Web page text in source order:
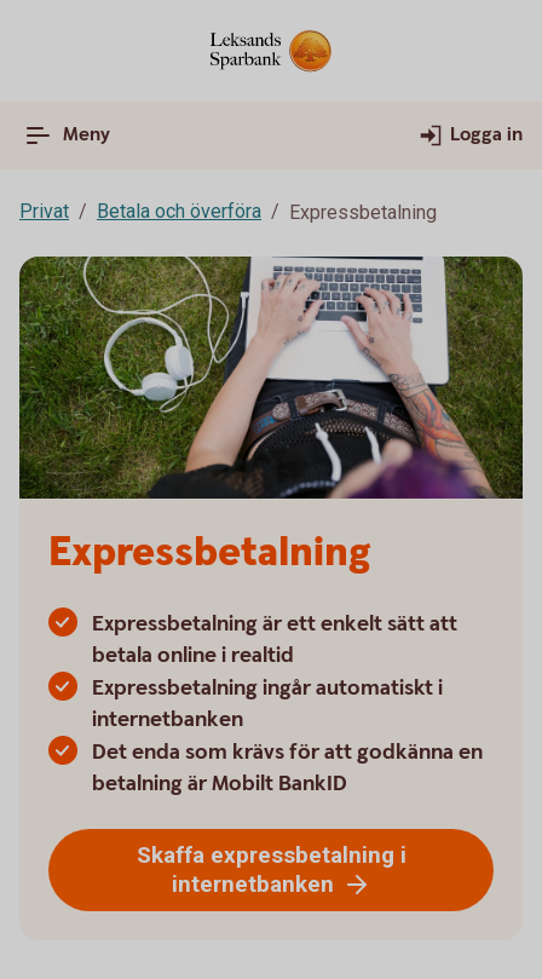
Meny Logga in
Privat Betala och överföra Expressbetalning
Expressbetalning
Expressbetalning är ett enkelt sätt att
betala online i realtid
Expressbetalning ingår automatiskt i
internetbanken
Det enda som krävs för att godkänna en
betalning är Mobilt BankID
Skaffa expressbetalning i
internetbanken